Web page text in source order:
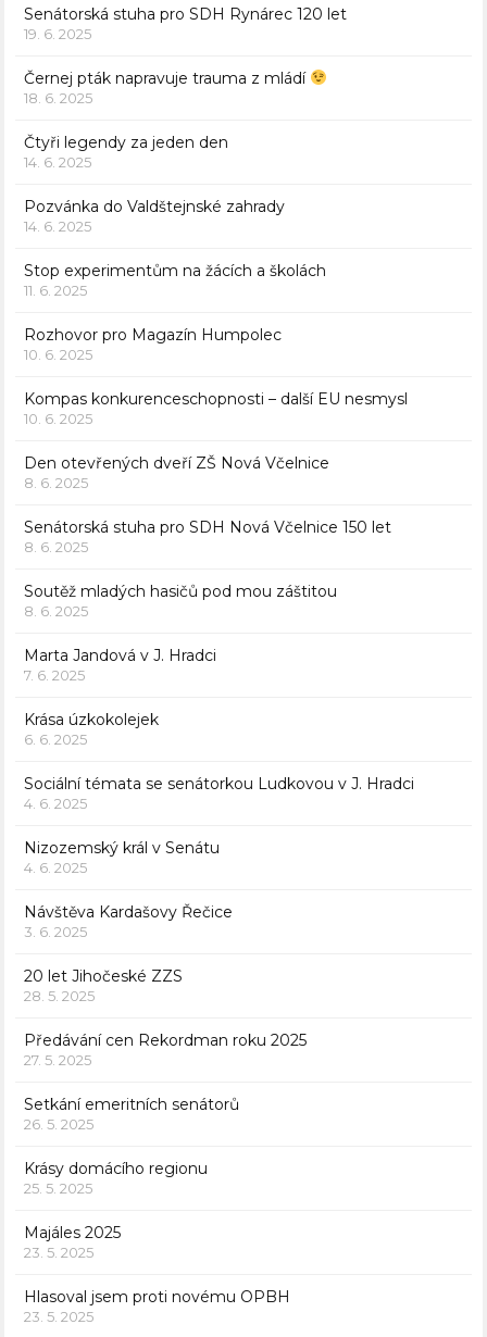
Senátorská stuha pro SDH Rynárec 120 let
19. 6. 2025
Černej pták napravuje trauma z mládí
18. 6. 2025
Čtyři legendy za jeden den
14. 6. 2025
Pozvánka do Valdštejnské zahrady
14. 6. 2025
Stop experimentům na žácích a školách
11. 6. 2025
Rozhovor pro Magazín Humpolec
10. 6. 2025
Kompas konkurenceschopnosti – další EU nesmysl
10. 6. 2025
Den otevřených dveří ZŠ Nová Včelnice
8. 6. 2025
Senátorská stuha pro SDH Nová Včelnice 150 let
8. 6. 2025
Soutěž mladých hasičů pod mou záštitou
8. 6. 2025
Marta Jandová v J. Hradci
7. 6. 2025
Krása úzkokolejek
6. 6. 2025
Sociální témata se senátorkou Ludkovou v J. Hradci
4. 6. 2025
Nizozemský král v Senátu
4. 6. 2025
Návštěva Kardašovy Řečice
3. 6. 2025
20 let Jihočeské ZZS
28. 5. 2025
Předávání cen Rekordman roku 2025
27. 5. 2025
Setkání emeritních senátorů
26. 5. 2025
Krásy domácího regionu
25. 5. 2025
Majáles 2025
23. 5. 2025
Hlasoval jsem proti novému OPBH
23. 5. 2025